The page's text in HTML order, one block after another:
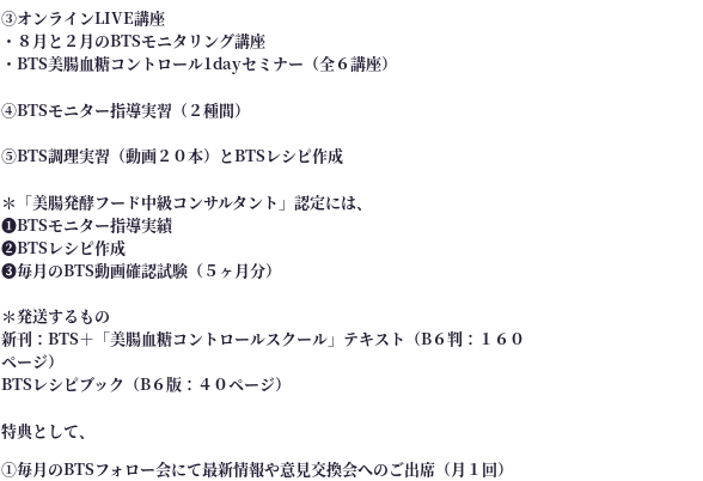
③オンラインLIVE講座
・８月と２月のBTSモニタリング講座
・BTS美腸血糖コントロール1dayセミナー（全６講座）
④BTSモニター指導実習（２種間）
⑤BTS調理実習（動画２０本）とBTSレシピ作成
＊「美腸発酵フード中級コンサルタント」認定には、
❶BTSモニター指導実績
❷BTSレシピ作成
❸毎月のBTS動画確認試験（５ヶ月分）
＊発送するもの
新刊：BTS＋「美腸血糖コントロールスクール」テキスト（B６判：１６０
ページ）
BTSレシピブック（B６版：４０ページ）
特典として、
①毎月のBTSフォロー会にて最新情報や意見交換会へのご出席（月１回）